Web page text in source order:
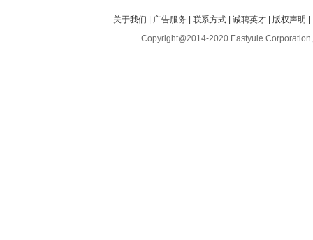
关于我们 广告服务 |联系方式 |诚聘英才 版权声明
Copyright@2014-2020 Eastyule